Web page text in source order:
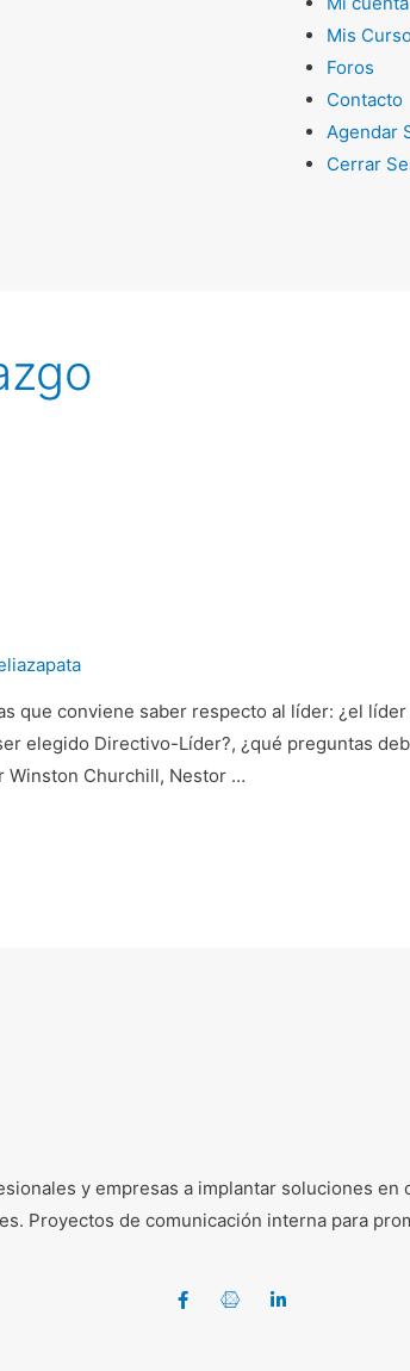
Mis
Foros
Contacto
Agendar
Cerrar
que conviene saber respecto al líder: ¿el
elegido Directivo-Líder?, ¿qué preguntas
Winston Churchill, Nestor …
y empresas a implantar soluciones
Proyectos de comunicación interna para